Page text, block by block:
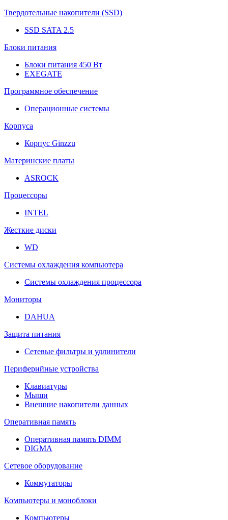
Твердотельные накопители (SSD)
SSD SATA 2.5
Блоки питания
Блоки питания 450 Вт
EXEGATE
Программное обеспечение
Операционные системы
Корпуса
Корпус Ginzzu
Материнские платы
ASROCK
Процессоры
INTEL
Жесткие диски
WD
Системы охлаждения компьютера
Системы охлаждения процессора
Мониторы
DAHUA
Защита питания
Сетевые фильтры и удлинители
Периферийные устройства
Клавиатуры
Мыши
Внешние накопители данных
Оперативная память
Оперативная память DIMM
DIGMA
Сетевое оборудование
Коммутаторы
Компьютеры и моноблоки
Компьютеры